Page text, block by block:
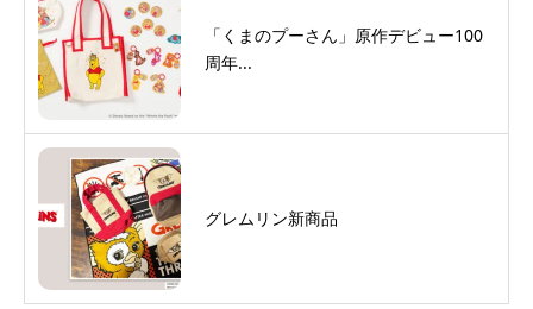
「くまのプーさん」原作デビュー100
周年...
グレムリン新商品